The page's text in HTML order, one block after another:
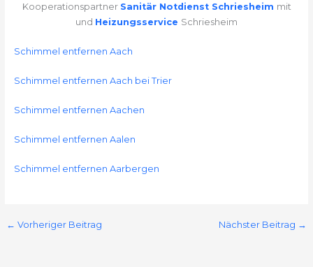
Kooperationspartner Sanitär Notdienst Schriesheim mit
und Heizungsservice Schriesheim
Schimmel entfernen Aach
Schimmel entfernen Aach bei Trier
Schimmel entfernen Aachen
Schimmel entfernen Aalen
Schimmel entfernen Aarbergen
← Vorheriger Beitrag Nächster Beitrag →